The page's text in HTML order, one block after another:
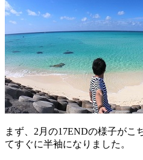
まず、2月の17ENDの様子が
てすぐに半袖になりました。